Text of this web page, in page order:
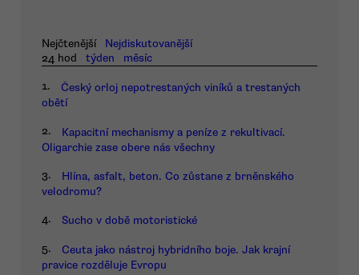
Nejčtenější
Nejdiskutovanější
24 hod
týden měsíc
1.
Český orloj nepotrestaných viníků a trestaných
obětí
2.
Kapacitní mechanismy a peníze z rekultivací.
Oligarchie zase obere nás všechny
3.
Hlína, asfalt, beton. Co zůstane z brněnského
velodromu?
4. Sucho v době motoristické
5.
Ceuta jako nástroj hybridního boje. Jak krajní
pravice rozděluje Evropu